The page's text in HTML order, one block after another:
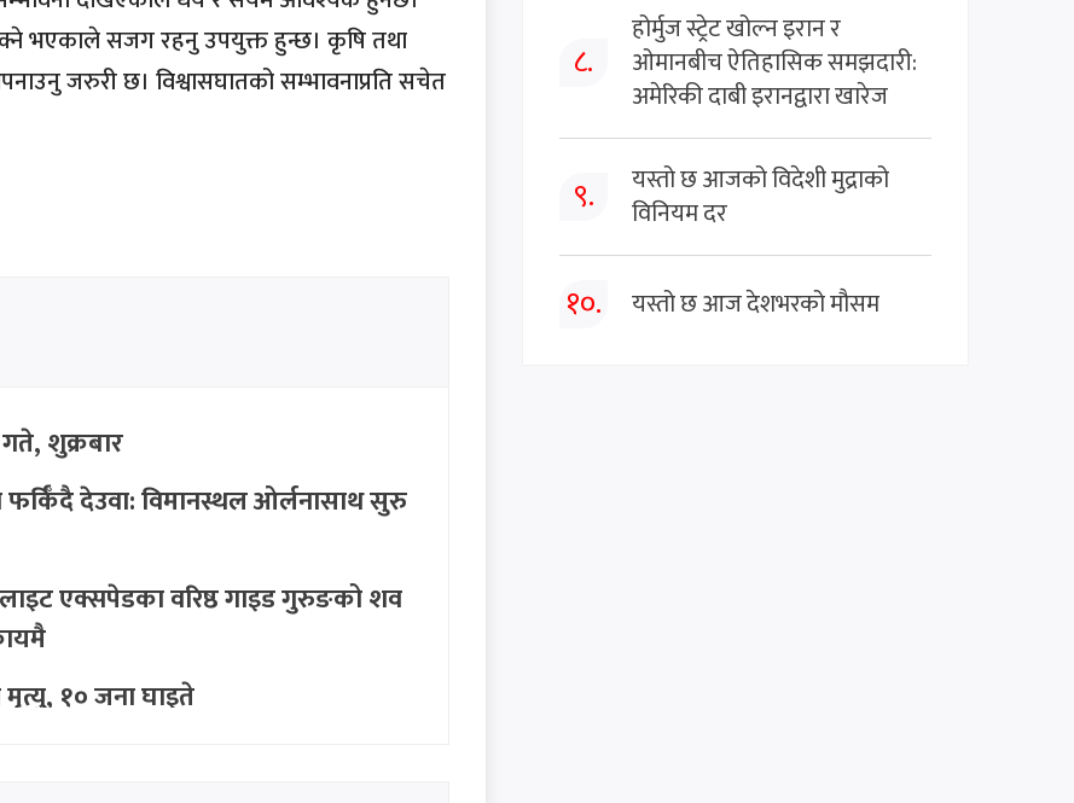
सक्ने भएकाले सजग रहनु उपयुक्त हुन्छ। कृषि तथा
जरुरी छ। विश्वासघातको सम्भावनाप्रति सचेत
शुक्रबार
देउवा: विमानस्थल ओर्लनासाथ सुरु
एक्सपेडका वरिष्ठ गाइड गुरुङको शव
मृत्यु, १० जना घाइते
८.
होर्मुज स्ट्रेट खोल्न इरान र
ओमानबीच ऐतिहासिक समझदारी:
अमेरिकी दाबी इरानद्वारा खारेज
९.
यस्तो छ आजको विदेशी मुद्राको
विनियम दर
१०. यस्तो छ आज देशभरको मौसम